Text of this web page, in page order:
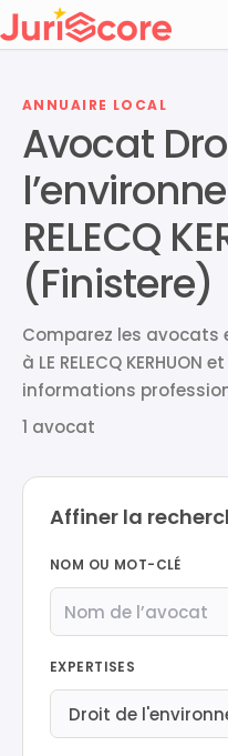
ANNUAIRE LOCAL
Avocat
RELECQ
(Finistere)
Comparez les avocats
à LE RELECQ
informations
1 avocat
Affiner la
NOM OU MOT-CLÉ
EXPERTISES